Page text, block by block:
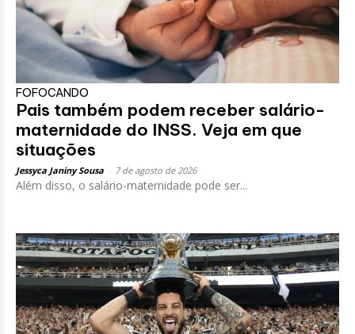
FOFOCANDO
Pais também podem receber salário-
maternidade do INSS. Veja em que
situações
Jessyca Janiny Sousa 7 de agosto de 2026
Além disso, o salário-maternidade pode ser...